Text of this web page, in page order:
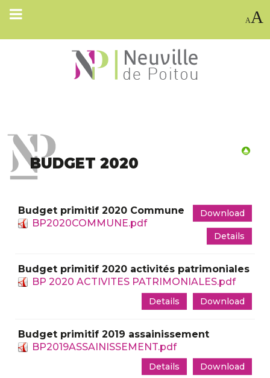
AA
BUDGET 2020
Budget primitif 2020 Commune
BP2020COMMUNE.pdf
Download
Details
Budget primitif 2020 activités patrimoniales
BP 2020 ACTIVITES PATRIMONIALES.pdf
Download
Details
Budget primitif 2019 assainissement
BP2019ASSAINISSEMENT.pdf
Download
Details